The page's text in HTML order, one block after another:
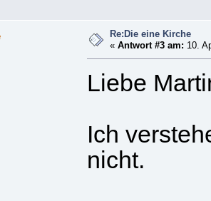
Re:Die eine Kirche
«Antwort #3 am: 10.
Liebe
Ich
nicht.